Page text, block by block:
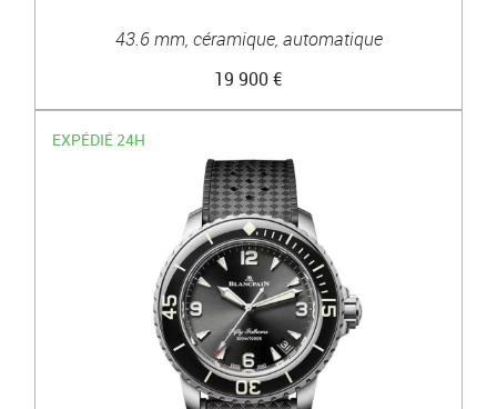
43.6 mm, céramique, automatique
19 900 €
EXPÉDIÉ 24H